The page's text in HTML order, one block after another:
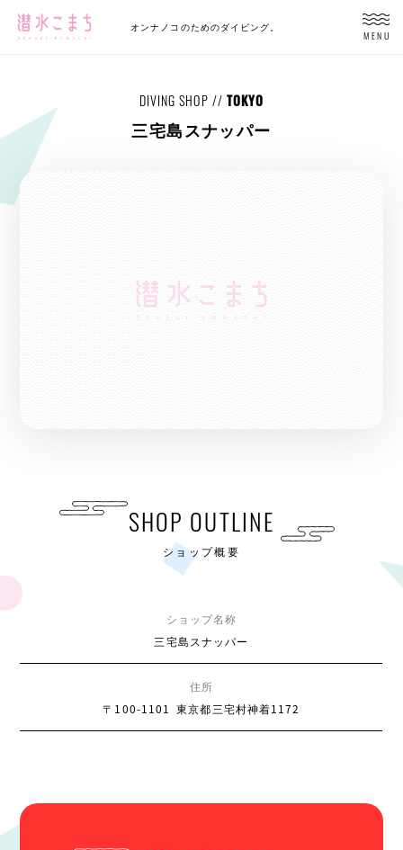
MENU
オンナノコのためのダイビング。
DIVING SHOP // TOKYO
三宅島スナッパー
SHOP OUTLINE
ショップ概要
ショップ名称
三宅島スナッパー
住所
〒100-1101
東京都三宅村神着1172